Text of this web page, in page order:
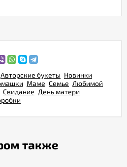
Авторские букеты Новинки
Маме Семье Любимой
Свидание День матери
также